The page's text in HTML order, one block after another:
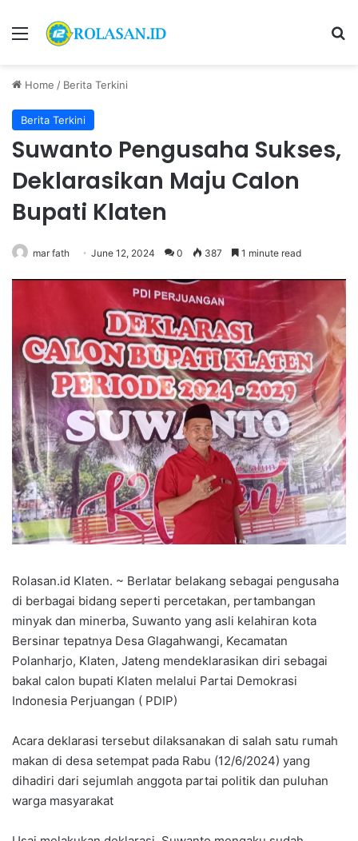
Menu
Home / Berita Terkini
Berita Terkini
Suwanto Pengusaha Sukses,
Deklarasikan Maju Calon
Bupati Klaten
mar fath June 12, 2024 0 387 1 minute read
Rolasan.id Klaten. ~ Berlatar belakang sebagai pengusaha
di berbagai bidang seperti percetakan, pertambangan
minyak dan minerba, Suwanto yang asli kelahiran kota
Bersinar tepatnya Desa Glagahwangi, Kecamatan
Polanharjo, Klaten, Jateng mendeklarasikan diri sebagai
bakal calon bupati Klaten melalui Partai Demokrasi
Indonesia Perjuangan ( PDIP)
Acara deklarasi tersebut dilaksanakan di salah satu rumah
makan di desa setempat pada Rabu (12/6/2024) yang
dihadiri dari sejumlah anggota partai politik dan puluhan
warga masyarakat